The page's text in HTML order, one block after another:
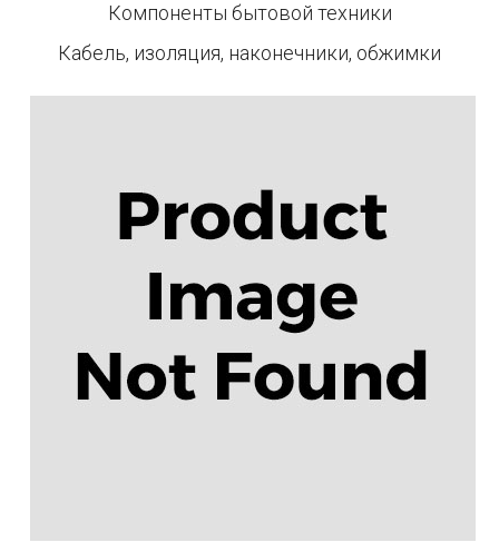
Компоненты бытовой техники
Кабель, изоляция, наконечники, обжимки